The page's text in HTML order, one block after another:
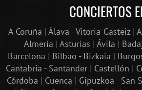
CONCIERTOS
A Coruña | Álava - Vitoria-Gasteiz|
Almería | Asturias | Ávila |
Barcelona | Bilbao - Bizkaia |
Cantabria - Santander| Castellón |
Córdoba | Cuenca | Gipuzkoa - San